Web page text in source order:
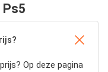
Op deze pagina